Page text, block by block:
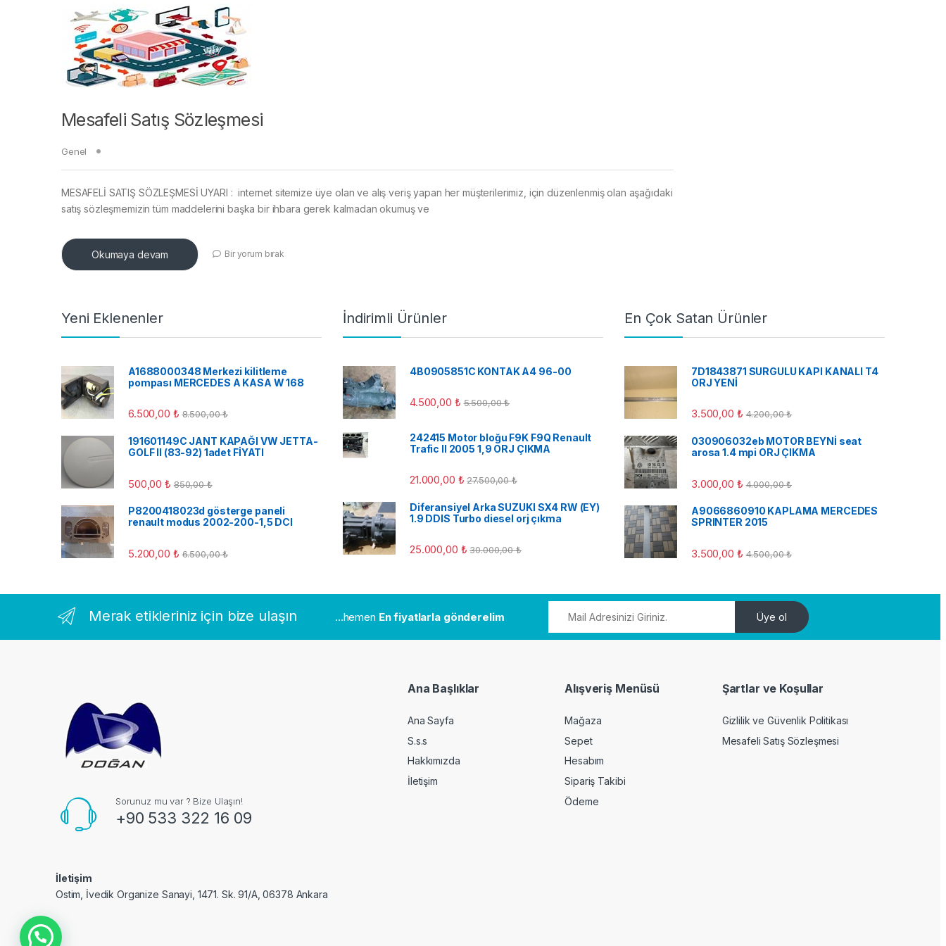
Mesafeli Satış Sözleşmesi
Genel
MESAFELİ SATIŞ SÖZLEŞMESİ UYARI : internet sitemize üye olan ve alış veriş yapan her müşterilerimiz, için düzenlenmiş olan aşağıdaki
satış sözleşmemizin tüm maddelerini başka bir ihbara gerek kalmadan okumuş ve
Okumaya devam Bir yorum bırak
Yeni Eklenenler
A1688000348 Merkezi kilitleme
pompası MERCEDES A KASA W 168
6.500,00 ₺ 8.500,00₺
191601149C JANT KAPAĞI VW JETTA-
GOLF II (83-92) 1adet FİYATI
500,00₺ 850,00₺
P8200418023d gösterge paneli
renault modus 2002-200-1,5 DCI
5.200,00 ₺ 6.500,00₺
İndirimli Ürünler
4B0905851C KONTAK A4 96-00
4.500,00 ₺ 5.500,00₺
242415 Motor bloğu F9K F9Q Renault
Trafic II 2005 1,9 ORJ ÇIKMA
21.000,00 ₺ 27.500,00₺
Diferansiyel Arka SUZUKI SX4 RW (EY)
1.9 DDIS Turbo diesel orj çıkma
25.000,00 ₺ 30.000,00₺
En Çok Satan Ürünler
7D1843871 SURGULU KAPI KANALI T4
ORJ YENİ
3.500,00 ₺ 4.200,00₺
030906032eb MOTOR BEYNİ seat
arosa 1.4 mpi ORJ ÇIKMA
3.000,00 ₺ 4.000,00₺
A9066860910 KAPLAMA MERCEDES
SPRINTER 2015
3.500,00 ₺ 4.500,00₺
Merak etikleriniz için bize ulaşın ...hemen En fiyatlarla gönderelim Üye ol
Sorunuz mu var ? Bize Ulaşın!
+90 533 322 16 09
İletişim
Ostim, İvedik Organize Sanayi, 1471. Sk. 91/A, 06378 Ankara
Ana Başlıklar
Ana Sayfa
S.s.s
Hakkımızda
İletişim
Alışveriş Menüsü
Mağaza
Sepet
Hesabım
Sipariş Takibi
Ödeme
Şartlar ve Koşullar
Gizlilik ve Güvenlik Politikası
Mesafeli Satış Sözleşmesi